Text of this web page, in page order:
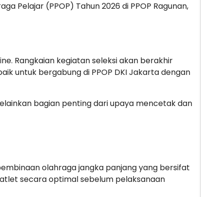
Pelajar (PPOP) Tahun 2026 di PPOP Ragunan,
Rangkaian kegiatan seleksi akan berakhir
untuk bergabung di PPOP DKI Jakarta dengan
bagian penting dari upaya mencetak dan
olahraga jangka panjang yang bersifat
secara optimal sebelum pelaksanaan